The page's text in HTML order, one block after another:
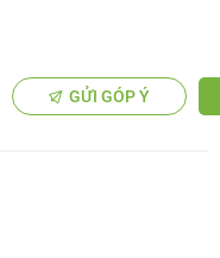
GỬI GÓP Ý